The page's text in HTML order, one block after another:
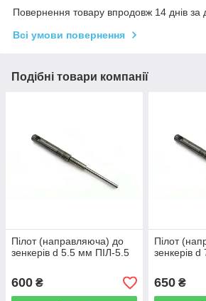
Повернення товару впродовж 14 днів за
Всі умови повернення
Подібні товари компанії
Пілот (направляюча) до
зенкерів d 5.5 мм ПІЛ-5.5
600 ₴
Пілот
зенкерів
650₴